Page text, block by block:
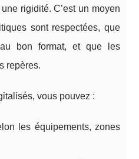
rigidité. C’est un moyen
sont respectées, que
au bon format, et que les
repères.
vous pouvez :
les équipements, zones